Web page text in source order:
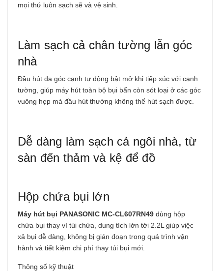
mọi thứ luôn sạch sẽ và vệ sinh.
Làm sạch cả chân tường lẫn góc
nhà
Đầu hút đa góc cạnh tự động bật mở khi tiếp xúc với cạnh
tường, giúp máy hút toàn bộ bụi bẩn còn sót loại ở các góc
vuông hẹp mà đầu hút thường không thể hút sạch được.
Dễ dàng làm sạch cả ngôi nhà, từ
sàn đến thảm và kệ để đồ
Hộp chứa bụi lớn
Máy hút bụi PANASONIC MC-CL607RN49 dùng hộp
chứa bụi thay vì túi chứa, dung tích lớn tới 2.2L giúp việc
xả bụi dễ dàng, không bị gián đoạn trong quá trình vận
hành và tiết kiệm chi phí thay túi bụi mới.
Thông số kỹ thuật